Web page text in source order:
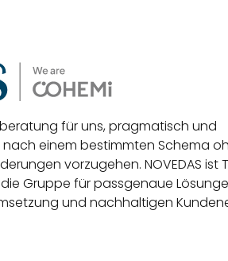
für uns, pragmatisch und
einem bestimmten Schema
vorzugehen. NOVEDAS ist
Gruppe für passgenaue
und nachhaltigen